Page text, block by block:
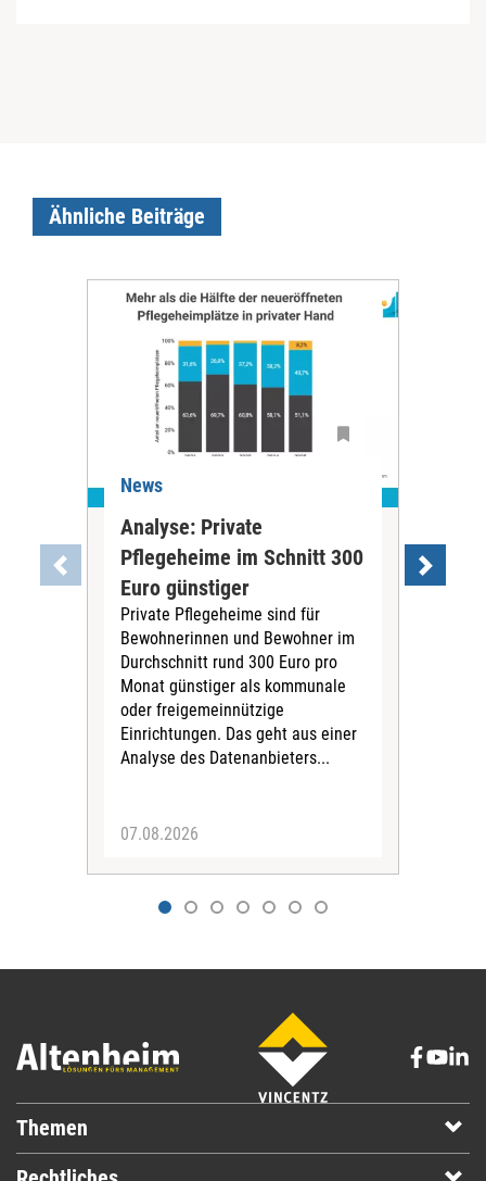
Ähnliche Beiträge
News
Analyse: Private
Pflegeheime im Schnitt 300
Euro günstiger
Private Pflegeheime sind für
Bewohnerinnen und Bewohner im
Durchschnitt rund 300 Euro pro
Monat günstiger als kommunale
oder freigemeinnützige
Einrichtungen. Das geht aus einer
Analyse des Datenanbieters...
07.08.2026
Themen